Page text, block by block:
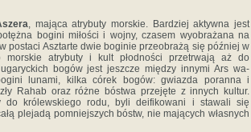
, mająca atrybuty morskie. Bardziej aktywna jest
bogini miłości i wojny, czasem wyobrażana na
postaci Asztarte dwie boginie przeobrażą się później w
morskie atrybuty i kult płodności przetrwają aż do
bogów jest jeszcze między innymi Ars wa-
lunami, kilka córek bogów: gwiazda poranna i
Rahab oraz różne bóstwa przejęte z innych kultur.
do królewskiego rodu, byli deifikowani i stawali się
plejadą pomniejszych bóstw, nie mających własnych